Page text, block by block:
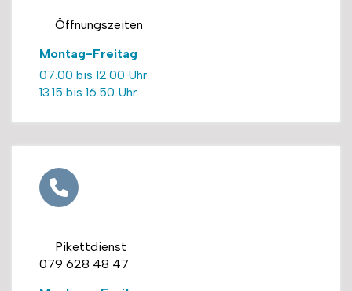
Öffnungszeiten
Montag-Freitag
07.00 bis 12.00 Uhr
13.15 bis 16.50 Uhr
Pikettdienst
079 628 48 47